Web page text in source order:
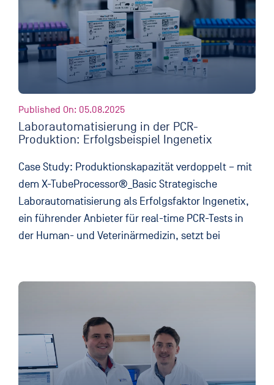
Published On: 05.08.2025
Laborautomatisierung in der PCR-
Produktion: Erfolgsbeispiel Ingenetix
Case Study: Produktionskapazität verdoppelt – mit
dem X-TubeProcessor®_Basic Strategische
Laborautomatisierung als Erfolgsfaktor Ingenetix,
ein führender Anbieter für real-time PCR-Tests in
der Human- und Veterinärmedizin, setzt bei